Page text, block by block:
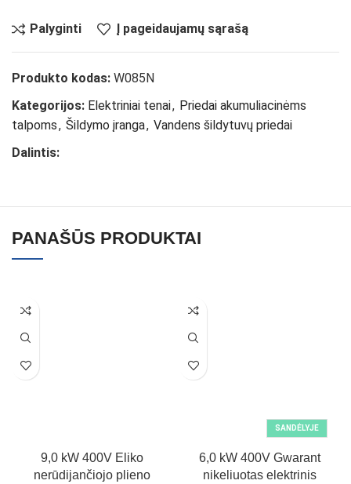
Palyginti Į pageidaujamų sąrašą
Produkto kodas: W085N
Kategorijos: Elektriniai tenai, Priedai akumuliacinėms
talpoms, Šildymo įranga, Vandens šildytuvų priedai
Dalintis:
PANAŠŪS PRODUKTAI
9,0 kW 400V Eliko
nerūdijančiojo plieno
SANDĖLYJE
6,0 kW 400V Gwarant
nikeliuotas elektrinis